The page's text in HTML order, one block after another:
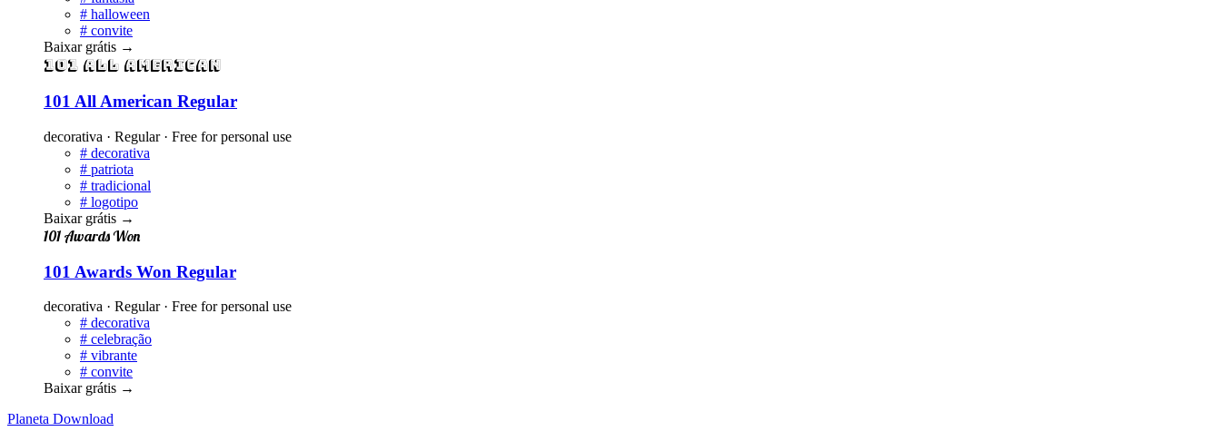
# halloween
# convite
Baixar grátis →
101 All American
101 All American Regular
decorativa · Regular · Free for personal use
# decorativa
# patriota
# tradicional
# logotipo
Baixar grátis →
101 Awards Won
101 Awards Won Regular
decorativa · Regular · Free for personal use
# decorativa
# celebração
# vibrante
# convite
Baixar grátis →
Planeta Download